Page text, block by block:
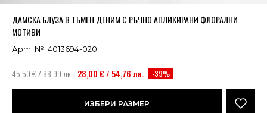
ДАМСКА БЛУЗА В ТЪМЕН ДЕНИМ С РЪЧНО АПЛИКИРАНИ ФЛОРАЛНИ
МОТИВИ
Арт. №: 4013694-020
45,50 € / 88,99 лв. 28,00 € / 54,76 лв. -39%
ИЗБЕРИ РАЗМЕР